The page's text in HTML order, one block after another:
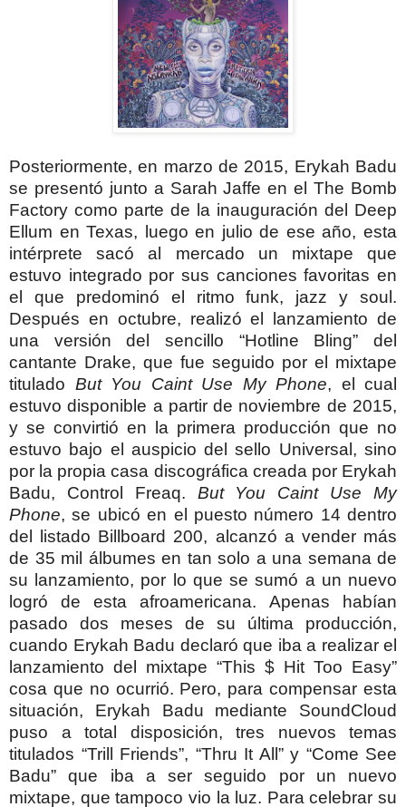
Posteriormente, en marzo de 2015, Erykah Badu
se presentó junto a Sarah Jaffe en el The Bomb
Factory como parte de la inauguración del Deep
Ellum en Texas, luego en julio de ese año, esta
intérprete sacó al mercado un mixtape que
estuvo integrado por sus canciones favoritas en
el que predominó el ritmo funk, jazz y soul.
Después en octubre, realizó el lanzamiento de
una versión del sencillo “Hotline Bling” del
cantante Drake, que fue seguido por el mixtape
titulado But You Caint Use My Phone, el cual
estuvo disponible a partir de noviembre de 2015,
y se convirtió en la primera producción que no
estuvo bajo el auspicio del sello Universal, sino
por la propia casa discográfica creada por Erykah
Badu, Control Freaq. But You Caint Use My
Phone, se ubicó en el puesto número 14 dentro
del listado Billboard 200, alcanzó a vender más
de 35 mil álbumes en tan solo a una semana de
su lanzamiento, por lo que se sumó a un nuevo
logró de esta afroamericana. Apenas habían
pasado dos meses de su última producción,
cuando Erykah Badu declaró que iba a realizar el
lanzamiento del mixtape “This $ Hit Too Easy”
cosa que no ocurrió. Pero, para compensar esta
situación, Erykah Badu mediante SoundCloud
puso a total disposición, tres nuevos temas
titulados “Trill Friends”, “Thru It All” y “Come See
Badu” que iba a ser seguido por un nuevo
mixtape, que tampoco vio la luz. Para celebrar su